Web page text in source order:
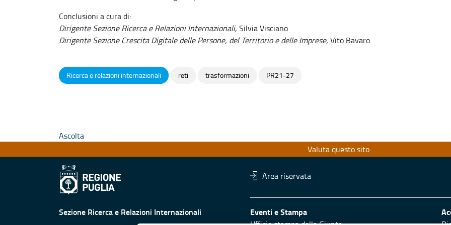
Conclusioni a cura di:
Dirigente Sezione Ricerca e Relazioni Internazionali, Silvia Visciano
Dirigente Sezione Crescita Digitale delle Persone, del Territorio e delle Imprese, Vito Bavaro
Ricerca e relazioni internazionali reti trasformazioni PR21-27
Ascolta
Valuta questo sito
Area riservata
Sezione Ricerca e Relazioni Internazionali Eventi e Stampa